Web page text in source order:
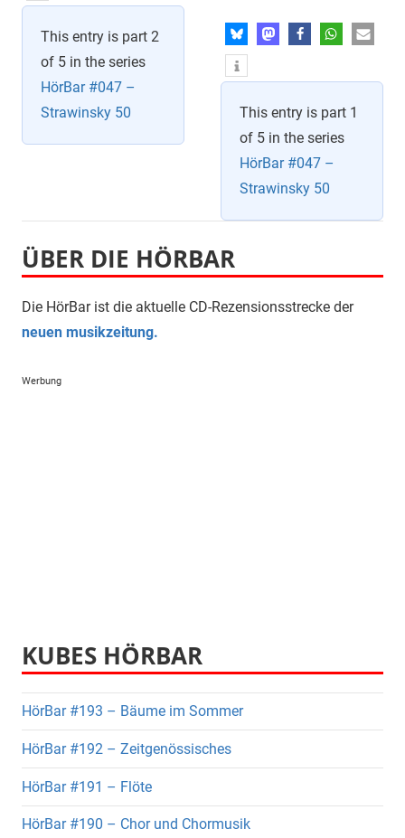
This entry is part 2
of 5 in the series
HörBar #047 –
Strawinsky 50
This entry is part 1
of 5 in the series
HörBar #047 –
Strawinsky 50
ÜBER DIE HÖRBAR
Die HörBar ist die aktuelle CD-Rezensionsstrecke der
neuen musikzeitung.
Werbung
KUBES HÖRBAR
HörBar #193 – Bäume im Sommer
HörBar #192 – Zeitgenössisches
HörBar #191 – Flöte
HörBar #190 – Chor und Chormusik